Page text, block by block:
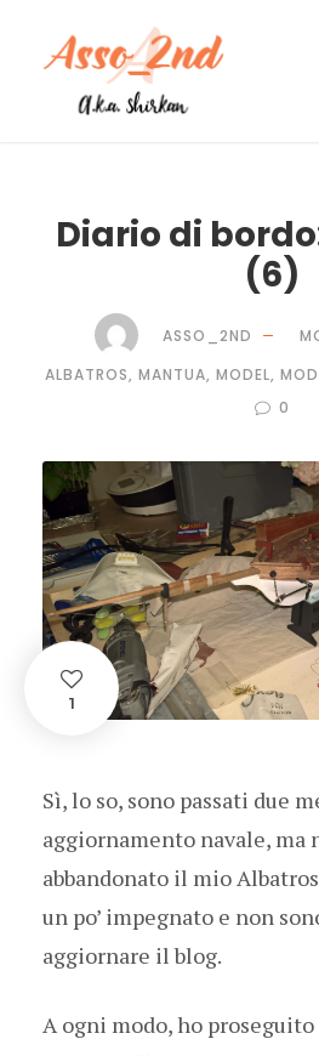
Diario di
(6)
ASSO_2ND
ALBATROS, MANTUA, MODEL,
0
1
Sì, lo so, sono passati due
aggiornamento navale, ma
abbandonato il mio
un po’ impegnato e non
aggiornare il blog.
A ogni modo, ho